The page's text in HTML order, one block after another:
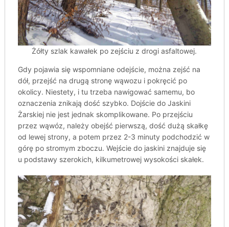
Żółty szlak kawałek po zejściu z drogi asfaltowej.
Gdy pojawia się wspomniane odejście, można zejść na
dół, przejść na drugą stronę wąwozu i pokręcić po
okolicy. Niestety, i tu trzeba nawigować samemu, bo
oznaczenia znikają dość szybko. Dojście do Jaskini
Żarskiej nie jest jednak skomplikowane. Po przejściu
przez wąwóz, należy obejść pierwszą, dość dużą skałkę
od lewej strony, a potem przez 2-3 minuty podchodzić w
górę po stromym zboczu. Wejście do jaskini znajduje się
u podstawy szerokich, kilkumetrowej wysokości skałek.